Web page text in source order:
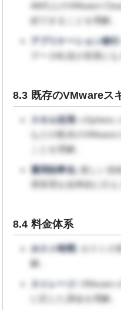
AWS上のVMware
続できることを理解。
アプリケーション移行:
データ転送が容易に
8.3 既存のVMwareス
スキル活用:
vSphere,
などの既存のVMware
ことを理解。
運用効率化:
新しい技
用管理を効率的に行
8.4 料金体系
ホスト時間:
ホストの
解。
ストレージ:
VMware
に応じた課金を理解。